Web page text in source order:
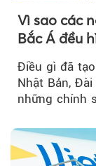
Vì sao các
Bắc Á đều
Điều gì đã
Nhật Bản,
những chính